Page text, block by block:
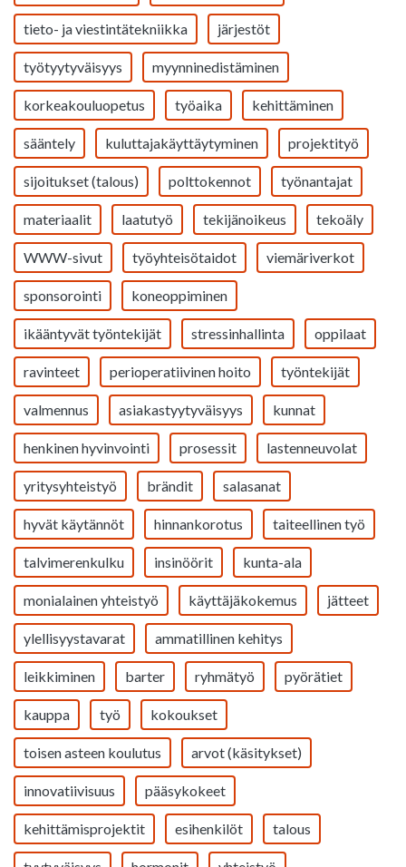
tieto- ja viestintätekniikka järjestöt
työtyytyväisyys myynninedistäminen
korkeakouluopetus työaika kehittäminen
sääntely kuluttajakäyttäytyminen projektityö
sijoitukset (talous) polttokennot työnantajat
materiaalit laatutyö tekijänoikeus tekoäly
WWW-sivut työyhteisötaidot viemäriverkot
sponsorointi koneoppiminen
ikääntyvät työntekijät stressinhallinta oppilaat
ravinteet perioperatiivinen hoito työntekijät
valmennus asiakastyytyväisyys kunnat
henkinen hyvinvointi prosessit lastenneuvolat
yritysyhteistyö brändit salasanat
hyvät käytännöt hinnankorotus taiteellinen työ
talvimerenkulku insinöörit kunta-ala
monialainen yhteistyö käyttäjäkokemus jätteet
ylellisyystavarat ammatillinen kehitys
leikkiminen barter ryhmätyö pyörätiet
kauppa työ kokoukset
toisen asteen koulutus arvot (käsitykset)
innovatiivisuus pääsykokeet
kehittämisprojektit esihenkilöt talous